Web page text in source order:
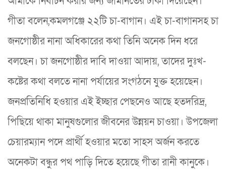
গীতা বলেন,কমলগঞ্জে ২২টি চা-বাগান। এই চা-বাগানসহ চা
জনগোষ্ঠীর নানা অধিকারের কথা তিনি অনেক দিন ধরে
বলছেন। চা জনগোষ্ঠীর দাবি দাওয়া আদায়, তাদের দুঃখ-
কষ্টের কথা বলতে নানা পর্যায়ের সংগঠনে যুক্ত হয়েছেন।
জনপ্রতিনিধি হওয়ার এই ইচ্ছার পেছনেও আছে হতদরিদ্র,
পিছিয়ে থাকা মানুষগুলোর জীবনের উন্নয়ন চাওয়া। উপজেলা
চেয়ারম্যান পদে প্রার্থী হওয়ার মতো সাহস অর্জন করতে
অনেকটা বন্ধুর পথ পাড়ি দিতে হয়েছে গীতা রানী কানুকে।